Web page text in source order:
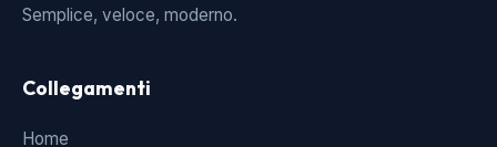
Semplice, veloce, moderno.
Collegamenti
Home